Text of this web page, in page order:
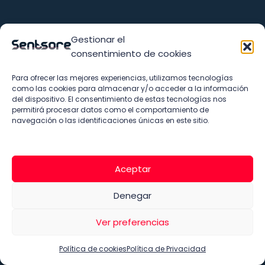
Gestionar el
consentimiento de cookies
Para ofrecer las mejores experiencias, utilizamos tecnologías
como las cookies para almacenar y/o acceder a la información
del dispositivo. El consentimiento de estas tecnologías nos
permitirá procesar datos como el comportamiento de
navegación o las identificaciones únicas en este sitio.
Aceptar
Denegar
Ver preferencias
Política de cookiesPolítica de Privacidad